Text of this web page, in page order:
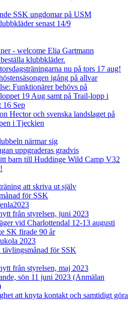
SSK ungdomar på USM
senast 14/9
- welcome Elia Gartmann
klubbkläder.
nu på tors 17 aug!
igång på allvar
Funktionärer behövs på
19 Aug samt på Trail-lopp i
16 Sep
Hector och svenska landslaget på
i Tjeckien
närmar sig
uppgraderas gradvis
barn till Huddinge Wild Camp V32
att skriva ut själv
för SSK
från styrelsen, juni 2023
vid Charlottendal 12-13 augusti
SK firade 90 år
2023
tävlingsmånad för SSK
från styrelsen, maj 2023
sön 11 juni 2023 (Anmälan
att knyta kontakt och samtidigt göra